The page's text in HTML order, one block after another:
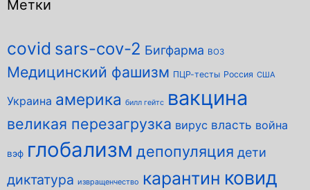
Метки
covid sars-cov-2 Бигфарма ВОЗ
Медицинский фашизм ПЦР-тесты Россия США
Украина америка билл гейтс вакцина
великая перезагрузка вирус власть война
вэф глобализм депопуляция дети
диктатура извращенчество карантин ковид